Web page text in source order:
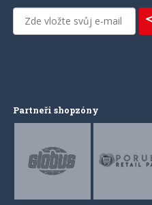
Partneři shopzóny